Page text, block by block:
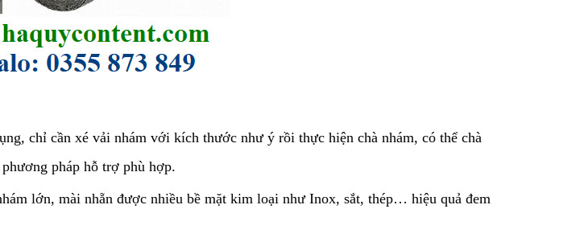
chỉ cần xé vải nhám với kích thước như ý rồi thực hiện chà nhám, có thể chà
pháp hỗ trợ phù hợp.
lớn, mài nhẵn được nhiều bề mặt kim loại như Inox, sắt, thép… hiệu quả đem